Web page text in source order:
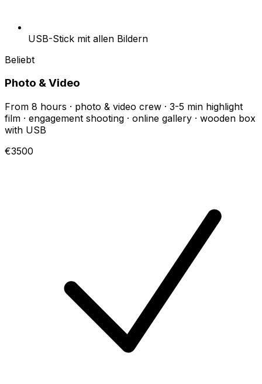
USB-Stick mit allen Bildern
Beliebt
Photo & Video
From 8 hours · photo & video crew · 3-5 min highlight
film · engagement shooting · online gallery · wooden box
with USB
€3500